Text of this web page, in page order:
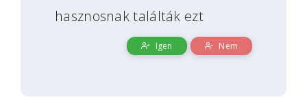
hasznosnak találták ezt
Igen Nem